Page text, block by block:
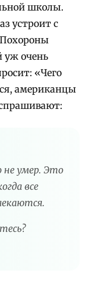
школы.
устроит с
уж очень
«Чего
американцы
умер. Это
все